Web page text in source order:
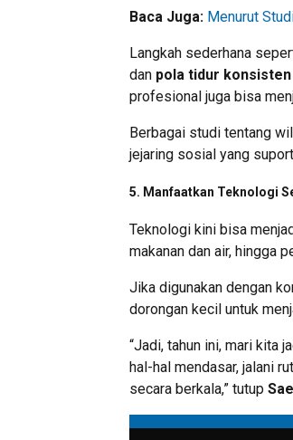
Baca Juga: Menurut
Langkah sederhana
dan pola tidur konsisten
profesional juga bisa
Berbagai studi tentang
jejaring sosial yang
5. Manfaatkan Teknologi
Teknologi kini bisa
makanan dan air, hingga
Jika digunakan dengan
dorongan kecil untuk
“Jadi, tahun ini, mari kita
hal-hal mendasar, jalani
secara berkala,” tutup